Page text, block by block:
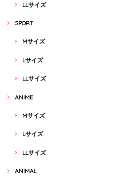
LLサイズ
SPORT
Mサイズ
Lサイズ
LLサイズ
ANIME
Mサイズ
Lサイズ
LLサイズ
ANIMAL